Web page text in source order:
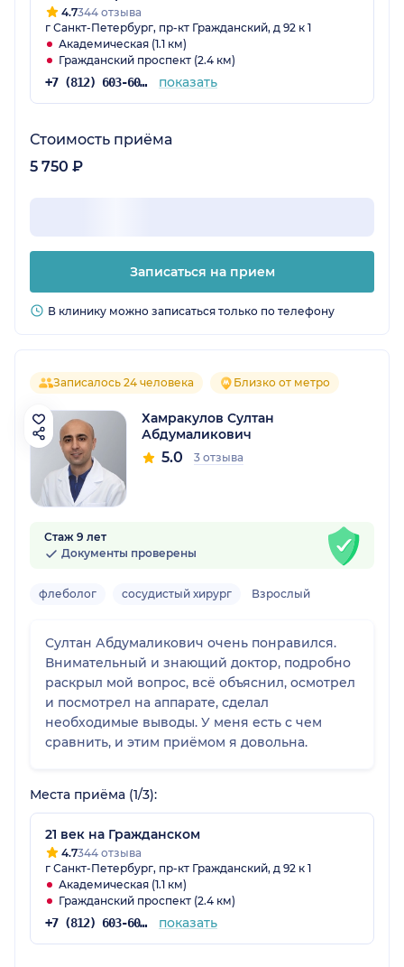
4.7344 отзыва
г Санкт-Петербург, пр-кт Гражданский, д 92 к 1
Академическая (1.1 км)
Гражданский проспект (2.4 км)
+7 (812) 603-60-42 показать
Стоимость приёма
5 750 ₽
Записаться на прием
В клинику можно записаться только по телефону
Записалось 24 человека Близко от метро
Хамракулов Султан
Абдумаликович
5.0 3 отзыва
Стаж 9 лет
Документы проверены
флеболог сосудистый хирург Взрослый
Султан Абдумаликович очень понравился.
Внимательный и знающий доктор, подробно
раскрыл мой вопрос, всё объяснил, осмотрел
и посмотрел на аппарате, сделал
необходимые выводы. У меня есть с чем
сравнить, и этим приёмом я довольна.
Места приёма (1/3):
21 век на Гражданском
4.7344 отзыва
г Санкт-Петербург, пр-кт Гражданский, д 92 к 1
Академическая (1.1 км)
Гражданский проспект (2.4 км)
+7 (812) 603-60-42 показать